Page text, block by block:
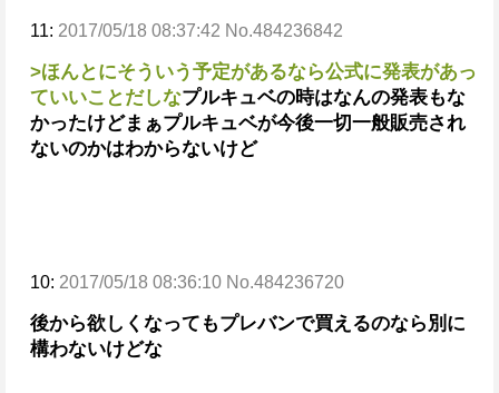
11: 2017/05/18 08:37:42 No.484236842
>ほんとにそういう予定があるなら公式に発表があっ
ていいことだしなプルキュベの時はなんの発表もな
かったけどまぁプルキュベが今後一切一般販売され
ないのかはわからないけど
10: 2017/05/18 08:36:10 No.484236720
後から欲しくなってもプレバンで買えるのなら別に
構わないけどな